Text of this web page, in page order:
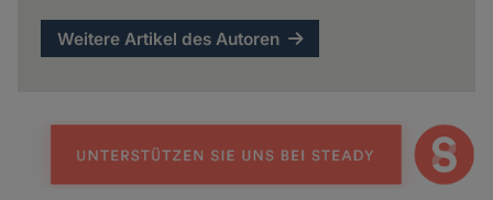
Weitere Artikel des Autoren